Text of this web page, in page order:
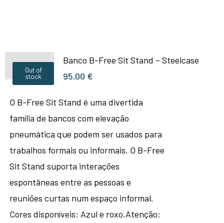
Out of
stock
Banco B-Free Sit Stand – Steelcase
95,00 €
O B-Free Sit Stand é uma divertida
família de bancos com elevação
pneumática que podem ser usados para
trabalhos formais ou informais. O B-Free
Sit Stand suporta interações
espontâneas entre as pessoas e
reuniões curtas num espaço informal.
Cores disponíveis: Azul e roxo.Atenção: